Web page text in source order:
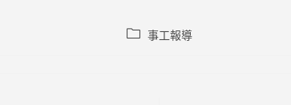
Post事工報導